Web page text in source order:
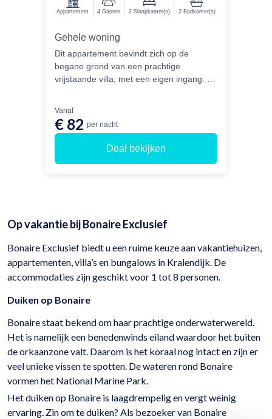
Appartement 4 Gasten 2 Slaapkamer(s) 2 Badkamer(s)
Gehele woning
Dit appartement bevindt zich op de
begane grond van een prachtige
vrijstaande villa, met een eigen ingang. Je
boxspring van 180 x 200 cm, ook wel
bekend als tweepersoonsbedden. Beide
slaapkamers hebben een eigen ensuite
Vanaf
€ 82 per nacht
Deal bekijken
Op vakantie bij Bonaire Exclusief
Bonaire Exclusief biedt u een ruime keuze aan vakantiehuizen,
appartementen, villa’s en bungalows in Kralendijk. De
accommodaties zijn geschikt voor 1 tot 8 personen.
Duiken op Bonaire
Bonaire staat bekend om haar prachtige onderwaterwereld.
Het is namelijk een benedenwinds eiland waardoor het buiten
de orkaanzone valt. Daarom is het koraal nog intact en zijn er
veel unieke vissen te spotten. De wateren rond Bonaire
vormen het National Marine Park.
Het duiken op Bonaire is laagdrempelig en vergt weinig
ervaring. Zin om te duiken? Als bezoeker van Bonaire